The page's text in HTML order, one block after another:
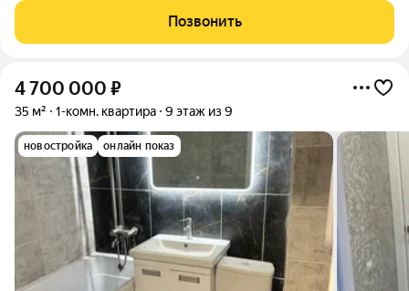
удобная городская база: понятные маршруты, близость
инфраструктуры,
Позвонить
4 700 000 ₽
35 м² 1-комн. квартира 9 этаж из 9
новостройка онлайн показ